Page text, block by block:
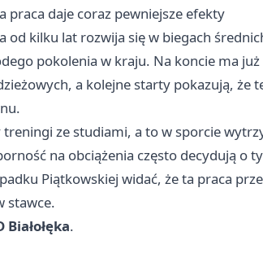
praca daje coraz pewniejsze efekty
od kilku lat rozwija się w biegach
pokolenia w kraju. Na koncie ma
a kolejne starty pokazują, że
treningi ze studiami, a to w sporcie
na obciążenia często decydują o
Piątkowskiej widać, że ta praca
stawce.
Białołęka.